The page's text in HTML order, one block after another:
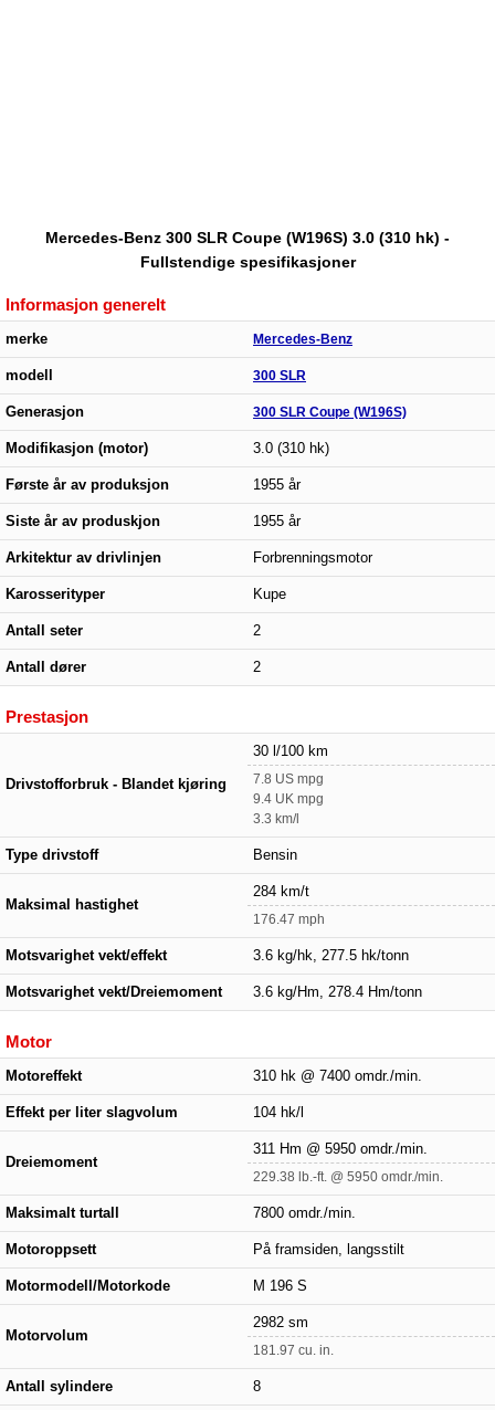
Mercedes-Benz 300 SLR Coupe (W196S) 3.0 (310 hk) -
Fullstendige spesifikasjoner
Informasjon generelt
merke Mercedes-Benz
modell 300 SLR
Generasjon 300 SLR Coupe (W196S)
Modifikasjon (motor) 3.0 (310 hk)
Første år av produksjon 1955 år
Siste år av produskjon 1955 år
Arkitektur av drivlinjen Forbrenningsmotor
Karosserityper Kupe
Antall seter 2
Antall dører 2
Prestasjon
Drivstofforbruk - Blandet kjøring
30 l/100 km
7.8 US mpg
9.4 UK mpg
3.3 km/l
Type drivstoff Bensin
Maksimal hastighet
284 km/t
176.47 mph
Motsvarighet vekt/effekt 3.6 kg/hk, 277.5 hk/tonn
Motsvarighet vekt/Dreiemoment 3.6 kg/Hm, 278.4 Hm/tonn
Motor
Motoreffekt 310 hk @ 7400 omdr./min.
Effekt per liter slagvolum 104 hk/l
Dreiemoment
311 Hm @ 5950 omdr./min.
229.38 lb.-ft. @ 5950 omdr./min.
Maksimalt turtall 7800 omdr./min.
Motoroppsett På framsiden, langsstilt
Motormodell/Motorkode M 196 S
Motorvolum
2982 sm
181.97 cu. in.
Antall sylindere 8